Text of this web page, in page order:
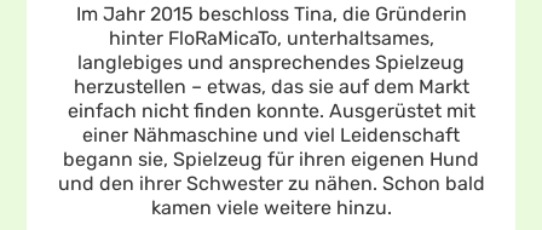
Im Jahr 2015 beschloss Tina, die Gründerin
hinter FloRaMicaTo, unterhaltsames,
langlebiges und ansprechendes Spielzeug
herzustellen – etwas, das sie auf dem Markt
einfach nicht finden konnte. Ausgerüstet mit
einer Nähmaschine und viel Leidenschaft
begann sie, Spielzeug für ihren eigenen Hund
und den ihrer Schwester zu nähen. Schon bald
kamen viele weitere hinzu.